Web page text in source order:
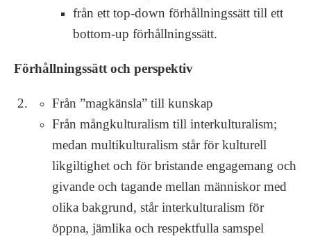
från ett top-down förhållningssätt till ett
bottom-up förhållningssätt.
Förhållningssätt och perspektiv
Från ”magkänsla” till kunskap
Från mångkulturalism till interkulturalism;
medan multikulturalism står för kulturell
likgiltighet och för bristande engagemang och
givande och tagande mellan människor med
olika bakgrund, står interkulturalism för
öppna, jämlika och respektfulla samspel